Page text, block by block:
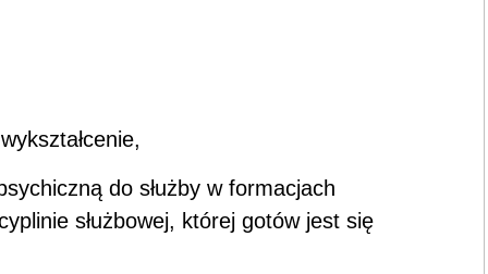
do służby w formacjach
służbowej, której gotów jest się